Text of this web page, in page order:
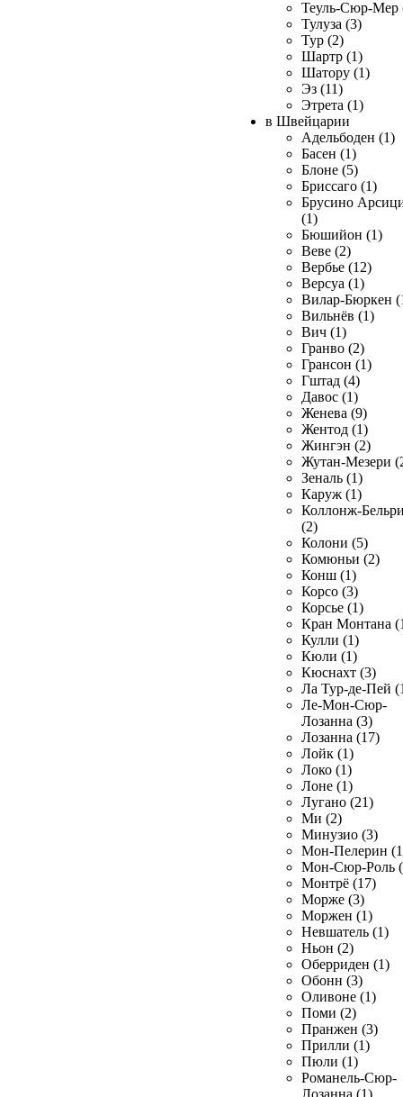
Теуль-Сюр-Мер
Тулуза (3)
Тур (2)
Шартр (1)
Шатору (1)
Эз (11)
Этрета (1)
в Швейцарии
Адельбоден (1)
Басен (1)
Блоне (5)
Бриссаго (1)
Брусино
(1)
Бюшийон (1)
Веве (2)
Вербье (12)
Версуа (1)
Вилар-Бюркен
Вильнёв (1)
Вич (1)
Гранво (2)
Грансон (1)
Гштад (4)
Давос (1)
Женева (9)
Жентод (1)
Жингэн (2)
Жутан-Мезери
Зеналь (1)
Каруж (1)
Коллонж-
(2)
Колони (5)
Комюньи (2)
Конш (1)
Корсо (3)
Корсье (1)
Кран Монтана
Кулли (1)
Кюли (1)
Кюснахт (3)
Ла Тур-де-Пей
Ле-Мон-Сюр-
Лозанна (3)
Лозанна (17)
Лойк (1)
Локо (1)
Лоне (1)
Лугано (21)
Ми (2)
Минузио (3)
Мон-Пелерин
Мон-Сюр-Роль
Монтрё (17)
Морже (3)
Моржен (1)
Невшатель (1)
Ньон (2)
Оберриден (1)
Обонн (3)
Оливоне (1)
Поми (2)
Пранжен (3)
Прилли (1)
Пюли (1)
Романель-Сюр-
Лозанна (1)